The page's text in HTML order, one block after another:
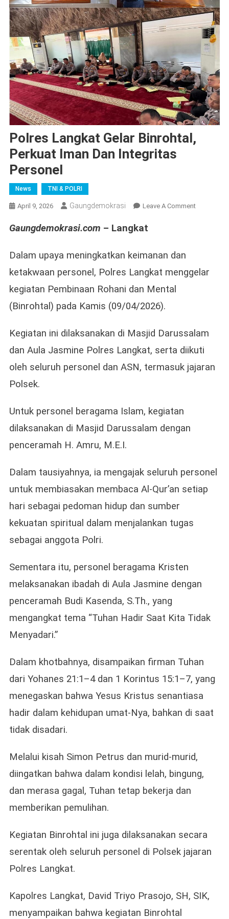
Polres Langkat Gelar Binrohtal,
Perkuat Iman Dan Integritas
Personel
News TNI & POLRI
April 9, 2026 Gaungdemokrasi Leave A CommentOn
Iman
Gaungdemokrasi.com – Langkat
Dalam upaya meningkatkan keimanan dan
ketakwaan personel, Polres Langkat menggelar
kegiatan Pembinaan Rohani dan Mental
(Binrohtal) pada Kamis (09/04/2026).
Kegiatan ini dilaksanakan di Masjid Darussalam
dan Aula Jasmine Polres Langkat, serta diikuti
oleh seluruh personel dan ASN, termasuk jajaran
Polsek.
Untuk personel beragama Islam, kegiatan
dilaksanakan di Masjid Darussalam dengan
penceramah H. Amru, M.E.I.
Dalam tausiyahnya, ia mengajak seluruh personel
untuk membiasakan membaca Al-Qur’an setiap
hari sebagai pedoman hidup dan sumber
kekuatan spiritual dalam menjalankan tugas
sebagai anggota Polri.
Sementara itu, personel beragama Kristen
melaksanakan ibadah di Aula Jasmine dengan
penceramah Budi Kasenda, S.Th., yang
mengangkat tema “Tuhan Hadir Saat Kita Tidak
Menyadari.”
Dalam khotbahnya, disampaikan firman Tuhan
dari Yohanes 21:1–4 dan 1 Korintus 15:1–7, yang
menegaskan bahwa Yesus Kristus senantiasa
hadir dalam kehidupan umat-Nya, bahkan di saat
tidak disadari.
Melalui kisah Simon Petrus dan murid-murid,
diingatkan bahwa dalam kondisi lelah, bingung,
dan merasa gagal, Tuhan tetap bekerja dan
memberikan pemulihan.
Kegiatan Binrohtal ini juga dilaksanakan secara
serentak oleh seluruh personel di Polsek jajaran
Polres Langkat.
Kapolres Langkat, David Triyo Prasojo, SH, SIK,
menyampaikan bahwa kegiatan Binrohtal